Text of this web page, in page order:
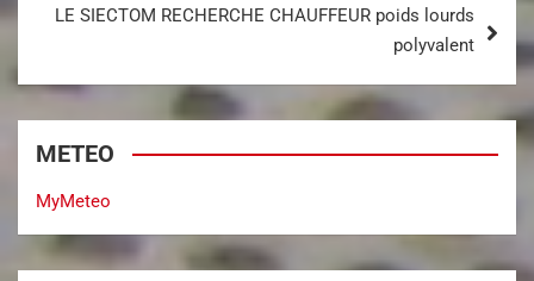
LE SIECTOM RECHERCHE CHAUFFEUR poids lourds
polyvalent
METEO
MyMeteo